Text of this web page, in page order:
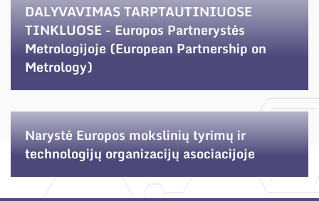
organizacijose bei asociacijose
DALYVAVIMAS TARPTAUTINIUOSE
TINKLUOSE - Europos Partnerystės
Metrologijoje (European Partnership on
Metrology)
Narystė Europos mokslinių tyrimų ir
technologijų organizacijų asociacijoje